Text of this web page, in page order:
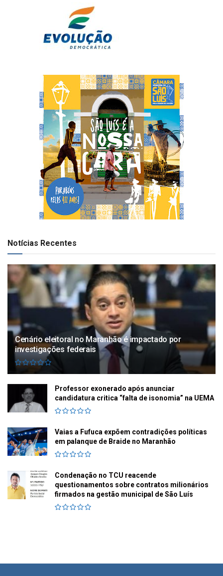
Notícias Recentes
Cenário eleitoral no Maranhão é impactado por
investigações federais
Professor exonerado após anunciar
candidatura critica “falta de isonomia” na UEMA
Vaias a Fufuca expõem contradições políticas
em palanque de Braide no Maranhão
Condenação no TCU reacende
questionamentos sobre contratos milionários
firmados na gestão municipal de São Luís